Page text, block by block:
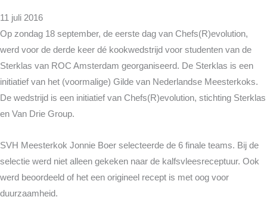
11 juli 2016
Op zondag 18 september, de eerste dag van Chefs(R)evolution,
werd voor de derde keer dé kookwedstrijd voor studenten van de
Sterklas van ROC Amsterdam georganiseerd. De Sterklas is een
initiatief van het (voormalige) Gilde van Nederlandse Meesterkoks.
De wedstrijd is een initiatief van Chefs(R)evolution, stichting Sterklas
en Van Drie Group.
SVH Meesterkok Jonnie Boer selecteerde de 6 finale teams. Bij de
selectie werd niet alleen gekeken naar de kalfsvleesreceptuur. Ook
werd beoordeeld of het een origineel recept is met oog voor
duurzaamheid.